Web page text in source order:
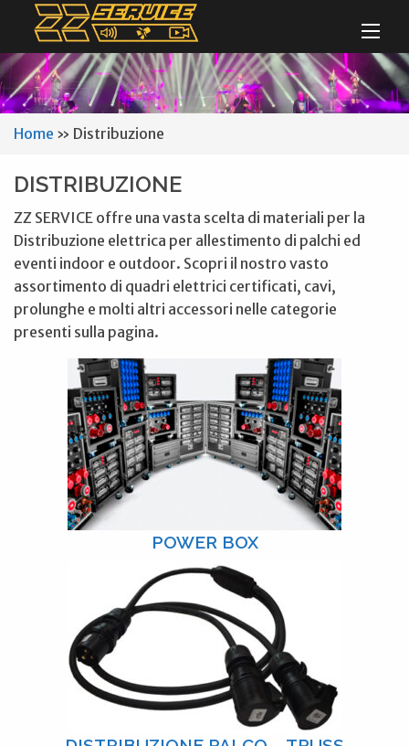
Home » Distribuzione
DISTRIBUZIONE
ZZ SERVICE offre una vasta scelta di materiali per la
Distribuzione elettrica per allestimento di palchi ed
eventi indoor e outdoor. Scopri il nostro vasto
assortimento di quadri elettrici certificati, cavi,
prolunghe e molti altri accessori nelle categorie
presenti sulla pagina.
POWER BOX